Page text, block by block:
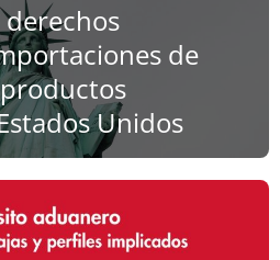
de
Unidos